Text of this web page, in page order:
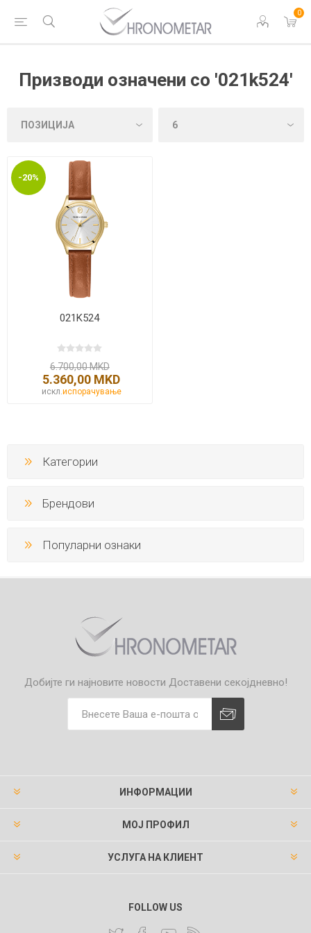
0
Призводи означени со '021k524'
-20%
021K524
6.700,00 MKD
5.360,00 MKD
искл. испорачување
Категории
Брендови
Популарни ознаки
Добијте ги најновите новости Доставени секојдневно!
ИНФОРМАЦИИ
МОЈ ПРОФИЛ
УСЛУГА НА КЛИЕНТ
FOLLOW US